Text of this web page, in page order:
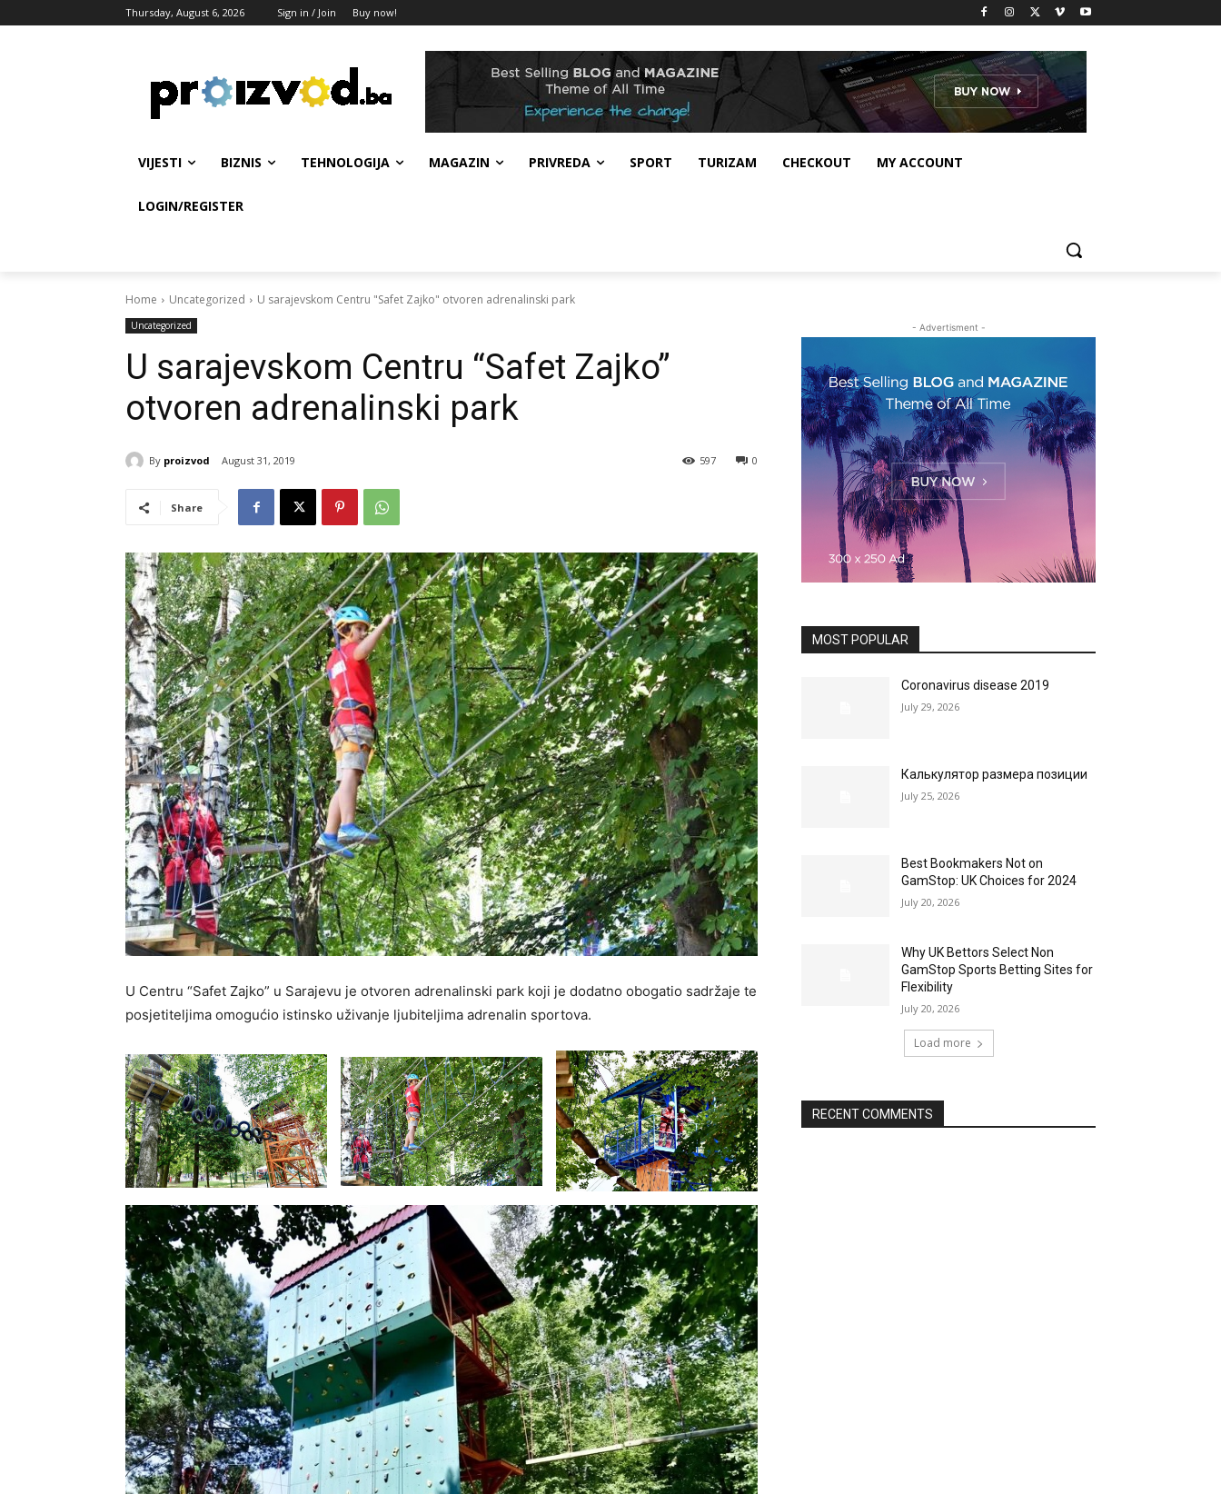
Thursday, August 6, 2026 Sign in / Join Buy now!
VIJESTI BIZNIS TEHNOLOGIJA MAGAZIN PRIVREDA SPORT TURIZAM CHECKOUT MY ACCOUNT
LOGIN/REGISTER
Home Uncategorized U sarajevskom Centru "Safet Zajko" otvoren adrenalinski park
Uncategorized
U sarajevskom Centru “Safet Zajko”
otvoren adrenalinski park
By proizvod August 31, 2019 0
597
Share
U Centru “Safet Zajko” u Sarajevu je otvoren adrenalinski park koji je dodatno obogatio sadržaje te
posjetiteljima omogućio istinsko uživanje ljubiteljima adrenalin sportova.
- Advertisment -
MOST POPULAR
Coronavirus disease 2019
July 29, 2026
Калькулятор размера позиции
July 25, 2026
Best Bookmakers Not on
GamStop: UK Choices for 2024
July 20, 2026
Why UK Bettors Select Non
GamStop Sports Betting Sites for
Flexibility
July 20, 2026
Load more
RECENT COMMENTS